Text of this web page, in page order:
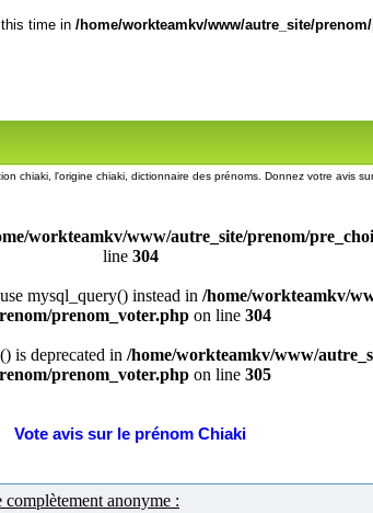
time in /home/workteamkv/www/autre_site/
chiaki, l'origine chiaki, dictionnaire des prénoms. Donnez votre avis
workteamkv/www/autre_site/prenom/
line 304
mysql_query() instead in /home/workteamkv/
prenom_voter.php on line 304
is deprecated in /home/workteamkv/www/
prenom_voter.php on line 305
Vote avis sur le prénom Chiaki
anonyme :